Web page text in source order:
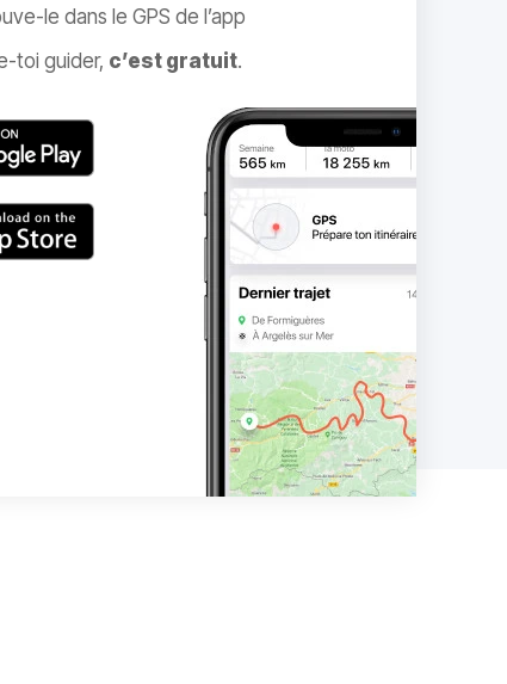
le dans le GPS de l’app
toi guider, c’est gratuit.